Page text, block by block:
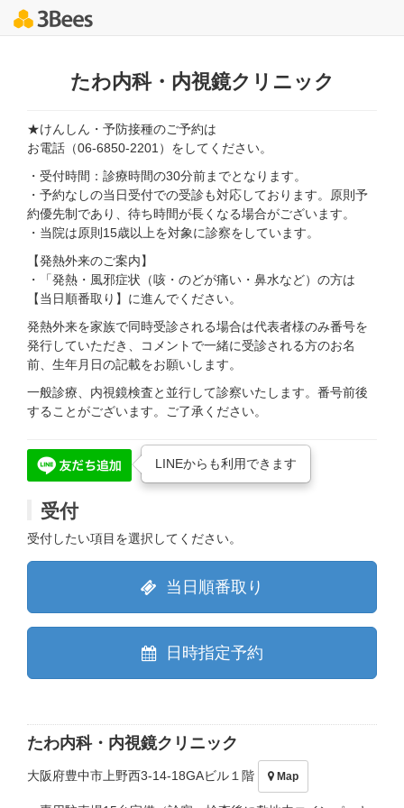
たわ内科・内視鏡クリニック
★けんしん・予防接種のご予約は
お電話（06-6850-2201）をしてください。
・受付時間：診療時間の30分前までとなります。
・予約なしの当日受付での受診も対応しております。原則予
約優先制であり、待ち時間が長くなる場合がございます。
・当院は原則15歳以上を対象に診察をしています。
【発熱外来のご案内】
・「発熱・風邪症状（咳・のどが痛い・鼻水など）の方は
【当日順番取り】に進んでください。
発熱外来を家族で同時受診される場合は代表者様のみ番号を
発行していただき、コメントで一緒に受診される方のお名
前、生年月日の記載をお願いします。
一般診療、内視鏡検査と並行して診察いたします。番号前後
することがございます。ご了承ください。
LINEからも利用できます
受付
受付したい項目を選択してください。
当日順番取り
日時指定予約
たわ内科・内視鏡クリニック
大阪府豊中市上野西3-14-18GAビル１階 Map